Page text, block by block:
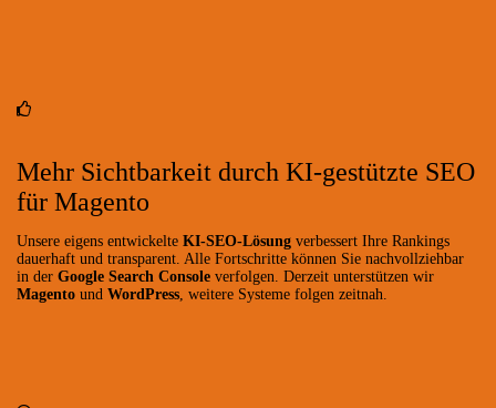
Mehr Sichtbarkeit durch KI-gestützte SEO
für Magento
Unsere eigens entwickelte KI-SEO-Lösung verbessert Ihre Rankings
dauerhaft und transparent. Alle Fortschritte können Sie nachvollziehbar
in der Google Search Console verfolgen. Derzeit unterstützen wir
Magento und WordPress , weitere Systeme folgen zeitnah.